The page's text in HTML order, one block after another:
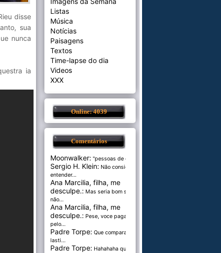
disse
sua
nunca
ia
Listas
Música
Notícias
Paisagens
Textos
Time-lapse do dia
Videos
XXX
Online: 4039
Comentários
Moonwalker: "pessoas de cer...
Sergio H. Klein: Não consigo
entender...
Ana Marcilia, filha, me
desculpe.: Mas seria bom se
não...
Ana Marcilia, filha, me
desculpe.: Pese, voce paga
pelo...
Padre Torpe: Que comparação
lasti...
Padre Torpe: Hahahaha que